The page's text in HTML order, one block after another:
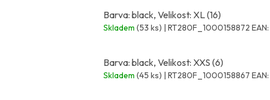
Barva: black, Velikost: XL (16)
Skladem (53 ks) | RT280F_1000158872 EAN:
Barva: black, Velikost: XXS (6)
Skladem (45 ks) | RT280F_1000158867 EAN: